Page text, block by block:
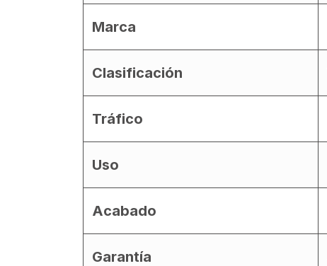
Marca
Clasificación
Tráfico
Uso
Acabado
Garantía